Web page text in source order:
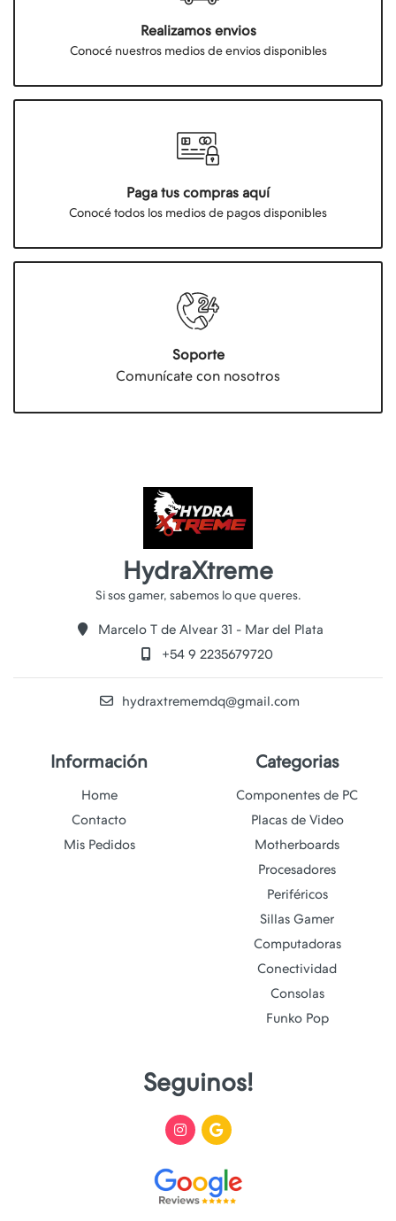
Realizamos envios
Conocé nuestros medios de envios disponibles
Paga tus compras aquí
Conocé todos los medios de pagos disponibles
Soporte
Comunícate con nosotros
HydraXtreme
Marcelo T de Alvear 31 - Mar del Plata
+54 9 2235679720
hydraxtrememdq@gmail.com
Información
Home
Contacto
Mis Pedidos
Categorias
Componentes de PC
Placas de Video
Motherboards
Procesadores
Periféricos
Sillas Gamer
Computadoras
Conectividad
Consolas
Funko Pop
Seguinos!